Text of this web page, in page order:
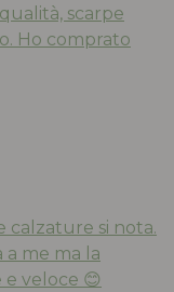
scarpe
Ho comprato
calzature si nota.
me ma la
veloce 😊